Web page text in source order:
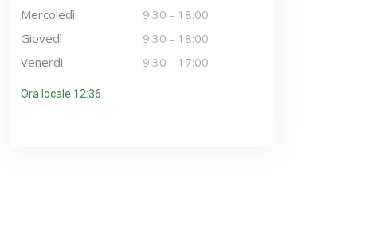
Mercoledì
9:30 - 18:00
Giovedì
9:30 - 18:00
Venerdì
9:30 - 17:00
Ora locale 12:36